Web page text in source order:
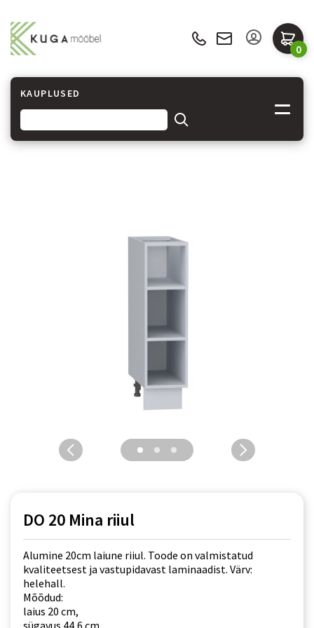
0
KAUPLUSED
DO 20 Mina riiul
Alumine 20cm laiune riiul. Toode on valmistatud
kvaliteetsest ja vastupidavast laminaadist. Värv:
helehall.
Mõõdud:
laius 20 cm,
sügavus 44,6 cm,